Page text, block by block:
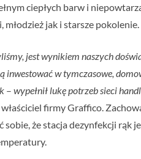
ciepłych barw i
jak i starsze pokolenie.
jest wynikiem naszych
w tymczasowe,
– wypełnił lukę potrzeb sieci
właściciel firmy Graffico.
sobie, że stacja dezynfekcji